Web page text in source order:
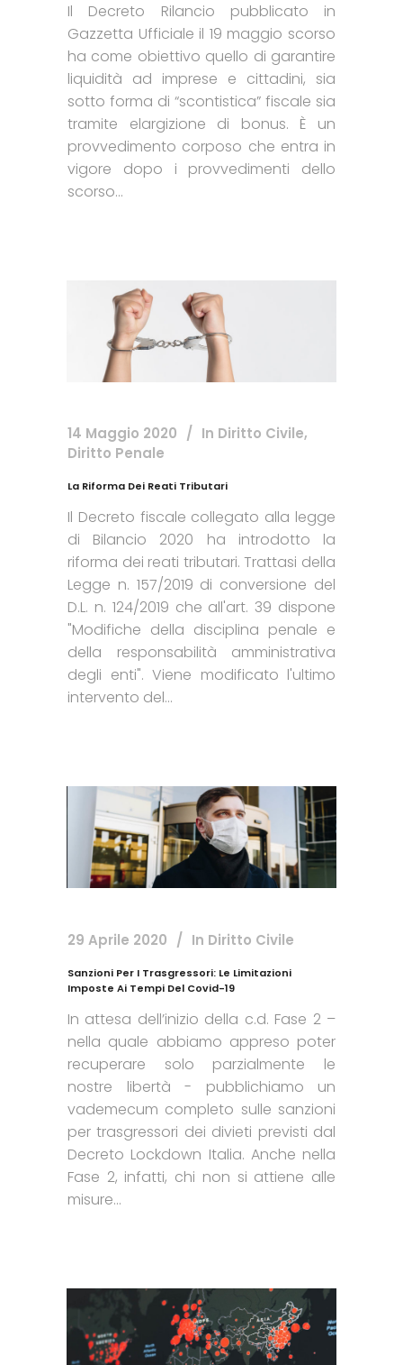
Il Decreto Rilancio pubblicato in
Gazzetta Ufficiale il 19 maggio scorso
ha come obiettivo quello di garantire
liquidità ad imprese e cittadini, sia
sotto forma di “scontistica” fiscale sia
tramite elargizione di bonus. È un
provvedimento corposo che entra in
vigore dopo i provvedimenti dello
scorso...
14 Maggio 2020 In Diritto Civile,
Diritto Penale
La Riforma Dei Reati Tributari
Il Decreto fiscale collegato alla legge
di Bilancio 2020 ha introdotto la
riforma dei reati tributari. Trattasi della
Legge n. 157/2019 di conversione del
D.L. n. 124/2019 che all'art. 39 dispone
"Modifiche della disciplina penale e
della responsabilità amministrativa
degli enti". Viene modificato l'ultimo
intervento del...
29 Aprile 2020 In Diritto Civile
Sanzioni Per I Trasgressori: Le Limitazioni
Imposte Ai Tempi Del Covid-19
In attesa dell’inizio della c.d. Fase 2 –
nella quale abbiamo appreso poter
recuperare solo parzialmente le
nostre libertà - pubblichiamo un
vademecum completo sulle sanzioni
per trasgressori dei divieti previsti dal
Decreto Lockdown Italia. Anche nella
Fase 2, infatti, chi non si attiene alle
misure...